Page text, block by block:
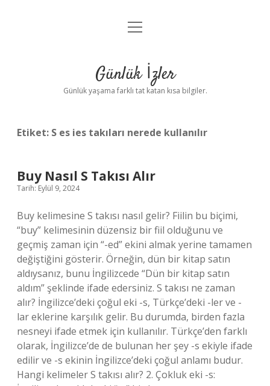
Anasayfa
Yasal Uyarı
menüyü
Günlük İzler
Günlük yaşama farklı tat katan kısa bilgiler.
Etiket: S es ies takıları nerede kullanılır
Buy Nasıl S Takısı Alır
Tarih: Eylül 9, 2024
Buy kelimesine S takısı nasıl gelir? Fiilin bu biçimi,
“buy” kelimesinin düzensiz bir fiil olduğunu ve
geçmiş zaman için “-ed” ekini almak yerine tamamen
değiştiğini gösterir. Örneğin, dün bir kitap satın
aldıysanız, bunu İngilizcede “Dün bir kitap satın
aldım” şeklinde ifade edersiniz. S takısı ne zaman
alır? İngilizce’deki çoğul eki -s, Türkçe’deki -ler ve -
lar eklerine karşılık gelir. Bu durumda, birden fazla
nesneyi ifade etmek için kullanılır. Türkçe’den farklı
olarak, İngilizce’de de bulunan her şey -s ekiyle ifade
edilir ve -s ekinin İngilizce’deki çoğul anlamı budur.
Hangi kelimeler S takısı alır? 2. Çokluk eki -s: